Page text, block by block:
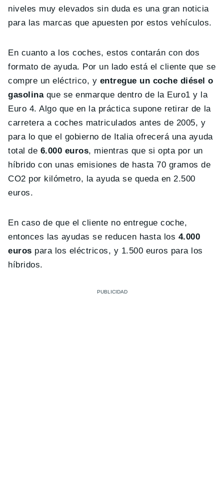
niveles muy elevados sin duda es una gran noticia
para las marcas que apuesten por estos vehículos.
En cuanto a los coches, estos contarán con dos
formato de ayuda. Por un lado está el cliente que se
compre un eléctrico, y entregue un coche diésel o
gasolinaque se enmarque dentro de la Euro1 y la
Euro 4. Algo que en la práctica supone retirar de la
carretera a coches matriculados antes de 2005, y
para lo que el gobierno de Italia ofrecerá una ayuda
total de 6.000 euros, mientras que si opta por un
híbrido con unas emisiones de hasta 70 gramos de
CO2 por kilómetro, la ayuda se queda en 2.500
euros.
En caso de que el cliente no entregue coche,
entonces las ayudas se reducen hasta los 4.000
euros para los eléctricos, y 1.500 euros para los
híbridos.